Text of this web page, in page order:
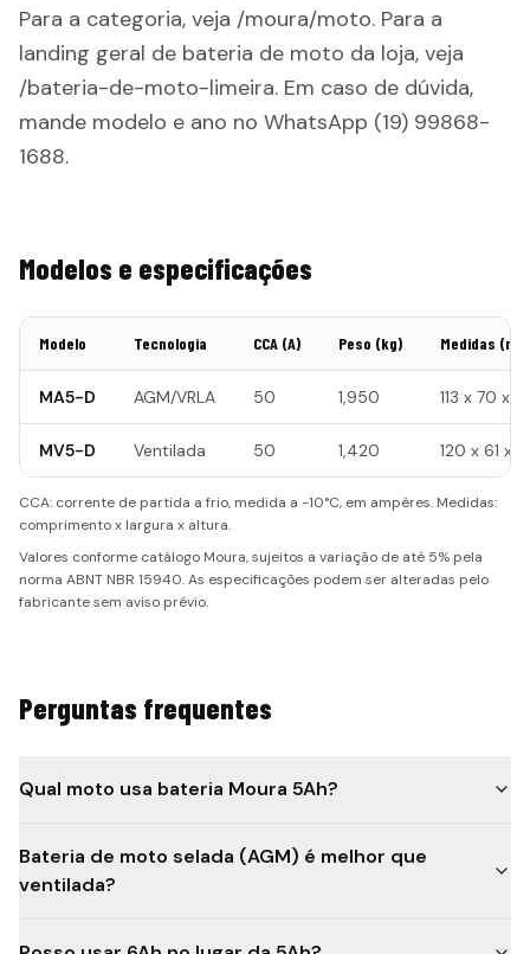
Para a categoria, veja /moura/moto. Para a
landing geral de bateria de moto da loja, veja
/bateria-de-moto-limeira. Em caso de dúvida,
mande modelo e ano no WhatsApp (19) 99868-
1688.
Modelos e especificações
Modelo Tecnologia CCA (A) Peso (kg) Medidas
MA5-D AGM/VRLA 50 1,950 113 x 70 x
MV5-D Ventilada 50 1,420 120 x 61 x
CCA: corrente de partida a frio, medida a -10°C, em ampères. Medidas:
comprimento x largura x altura.
Valores conforme catálogo Moura, sujeitos a variação de até 5% pela
norma ABNT NBR 15940. As especificações podem ser alteradas pelo
fabricante sem aviso prévio.
Perguntas frequentes
Qual moto usa bateria Moura 5Ah?
Bateria de moto selada (AGM) é melhor que
ventilada?